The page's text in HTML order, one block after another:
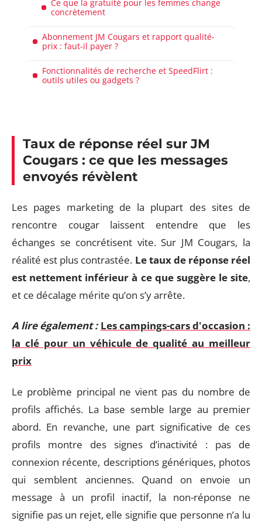
Ce que la gratuité pour les femmes change
concrètement
Abonnement JM Cougars et rapport qualité-
prix : faut-il payer ?
Fonctionnalités de recherche et SpeedFlirt :
outils utiles ou gadgets ?
Taux de réponse réel sur JM
Cougars : ce que les messages
envoyés révèlent
Les pages marketing de la plupart des sites de
rencontre cougar laissent entendre que les
échanges se concrétisent vite. Sur JM Cougars, la
réalité est plus contrastée. Le taux de réponse réel
est nettement inférieur à ce que suggère le site,
et ce décalage mérite qu’on s’y arrête.
A lire également : Les campings-cars d'occasion :
la clé pour un véhicule de qualité au meilleur
prix
Le problème principal ne vient pas du nombre de
profils affichés. La base semble large au premier
abord. En revanche, une part significative de ces
profils montre des signes d’inactivité : pas de
connexion récente, descriptions génériques, photos
qui semblent anciennes. Quand on envoie un
message à un profil inactif, la non-réponse ne
signifie pas un rejet, elle signifie que personne n’a lu